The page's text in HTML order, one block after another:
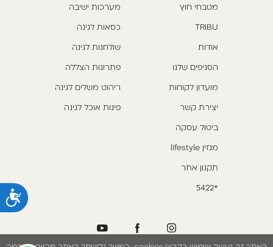
מטבחי חוץ
TRIBU
אודות
הסניפים שלנו
מועדון לקוחות
יצירת קשר
ביטול עסקה
מגזין lifestyle
תקנון אתר
*5422
מערכות ישיבה
כסאות לגינה
שולחנות לגינה
פתרונות הצללה
ריהוט משלים לגינה
פינות אוכל לגינה